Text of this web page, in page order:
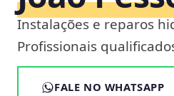
Instalações e reparos
Profissionais
FALE NO WHATSAPP